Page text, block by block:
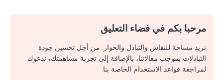
مرحبا بكم في فضاء التعليق
نريد مساحة للنقاش والتبادل والحوار. من أجل تحسين جودة
التبادلات بموجب مقالاتنا، بالإضافة إلى تجربة مساهمتك، ندعوك
لمراجعة قواعد الاستخدام الخاصة بنا.